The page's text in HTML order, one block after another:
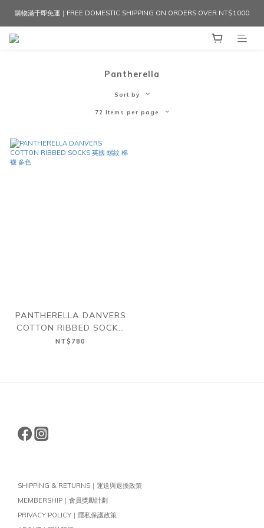
購物滿千即免運｜FREE DOMESTIC SHIPPING ON ORDERS OVER NT$1000
Pantherella
Sort by
72 Items per page
PANTHERELLA DANVERS
COTTON RIBBED SOCKS
英國 螺紋 棉襪 多色
NT$780
SHIPPING & RETURNS｜運送與退換政策
MEMBERSHIP｜會員獎勵計劃
PRIVACY POLICY｜隱私保護政策